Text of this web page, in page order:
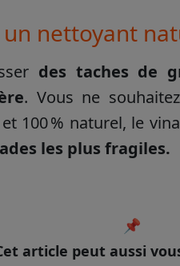
nettoyant
des taches de
. Vous ne
100 % naturel, le
les plus fragiles.
📌
article peut aussi